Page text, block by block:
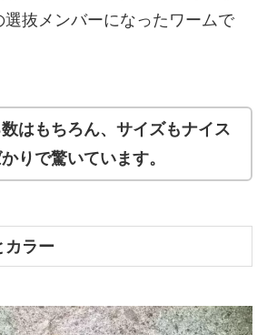
選抜メンバーになったワームで
はもちろん、サイズもナイス
りで驚いています。
カラー